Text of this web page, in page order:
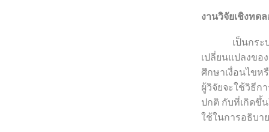
งานวิจัยเชิงทดล
เป็นกระบวน
เปลี่ยนแปลงขอ
ศึกษาเงื่อนไขห
ผู้วิจัยจะใช้วิธีก
ปกติ กับที่เกิดขึ้
ใช้ในการอธิบ